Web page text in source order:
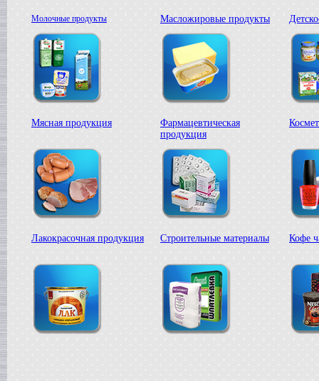
в г. Ковров
Сироповарочный котел
в г. Рязань
Диссольвер
в г. Спаск
Вакуумная емкость
в г. Тверь
в г.Камышин
Смеситель типа "Пьяная бочка"
в г. Вологда
Варочный котел
в г. Астрахань
Вакуумный реактор
в г. Липецк
Сироповарочный котел
Жиротопка
в г. Елец
Вакуум-выпарной аппарат
в г.Бронницы
Вакуумная емкость
в г. Тверь
Молочные продукты Масложировые продукты
Мясная продукция
Фармацевтическая
продукция
Лакокрасочная продукция Строительные материалы Кофе